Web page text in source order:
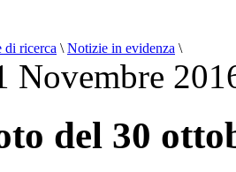
di ricerca \ Notizie in evidenza \
Novembre
del 30